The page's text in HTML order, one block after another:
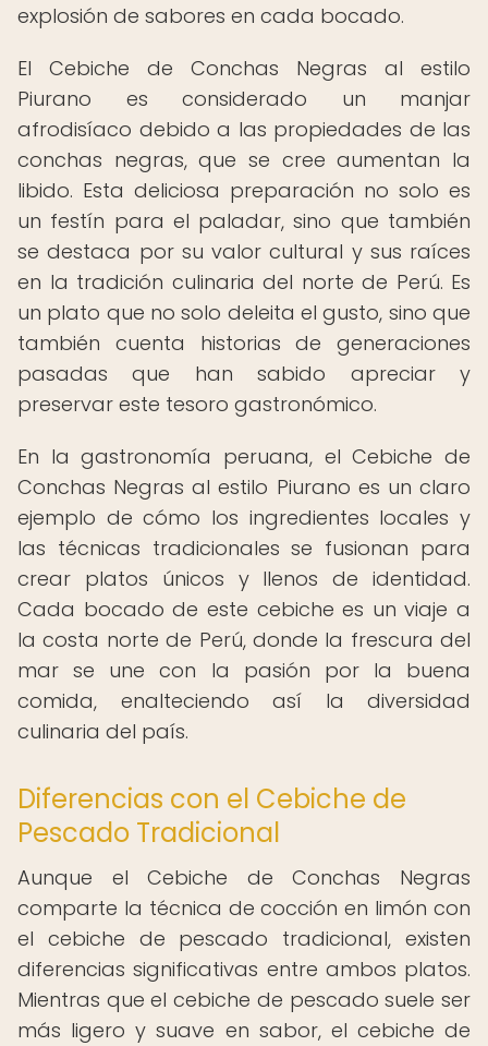
explosión de sabores en cada bocado.
El Cebiche de Conchas Negras al estilo
Piurano es considerado un manjar
afrodisíaco debido a las propiedades de las
conchas negras, que se cree aumentan la
libido. Esta deliciosa preparación no solo es
un festín para el paladar, sino que también
se destaca por su valor cultural y sus raíces
en la tradición culinaria del norte de Perú. Es
un plato que no solo deleita el gusto, sino que
también cuenta historias de generaciones
pasadas que han sabido apreciar y
preservar este tesoro gastronómico.
En la gastronomía peruana, el Cebiche de
Conchas Negras al estilo Piurano es un claro
ejemplo de cómo los ingredientes locales y
las técnicas tradicionales se fusionan para
crear platos únicos y llenos de identidad.
Cada bocado de este cebiche es un viaje a
la costa norte de Perú, donde la frescura del
mar se une con la pasión por la buena
comida, enalteciendo así la diversidad
culinaria del país.
Diferencias con el Cebiche de
Pescado Tradicional
Aunque el Cebiche de Conchas Negras
comparte la técnica de cocción en limón con
el cebiche de pescado tradicional, existen
diferencias significativas entre ambos platos.
Mientras que el cebiche de pescado suele ser
más ligero y suave en sabor, el cebiche de